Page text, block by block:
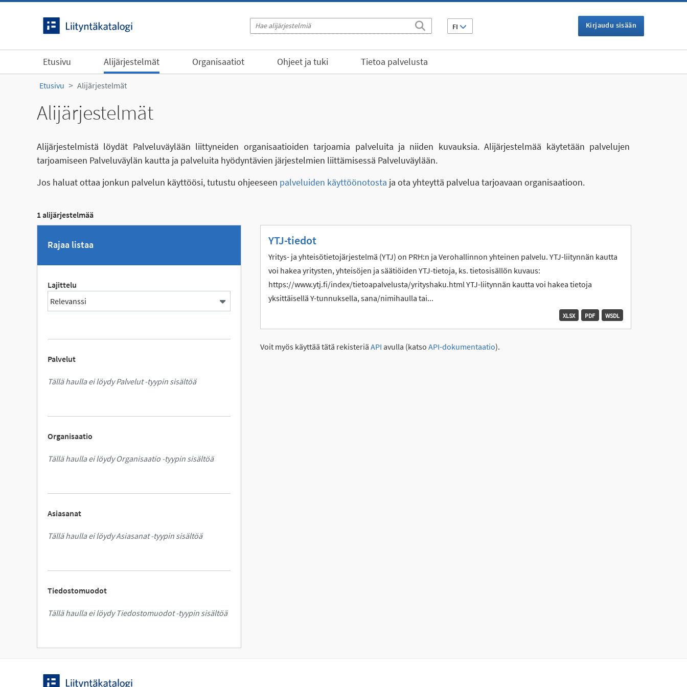
FI Kirjaudu sisään
Etusivu Alijärjestelmät Organisaatiot Ohjeet ja tuki Tietoa palvelusta
Etusivu Alijärjestelmät
Alijärjestelmät
Alijärjestelmistä löydät Palveluväylään liittyneiden organisaatioiden tarjoamia palveluita ja niiden kuvauksia. Alijärjestelmää käytetään palvelujen
tarjoamiseen Palveluväylän kautta ja palveluita hyödyntävien järjestelmien liittämisessä Palveluväylään.
Jos haluat ottaa jonkun palvelun käyttöösi, tutustu ohjeeseen palveluiden käyttöönotosta ja ota yhteyttä palvelua tarjoavaan organisaatioon.
1 alijärjestelmää
Rajaa listaa
Lajittelu
Palvelut
Tällä haulla ei löydy Palvelut -tyypin sisältöä
Organisaatio
Tällä haulla ei löydy Organisaatio -tyypin sisältöä
Asiasanat
Tällä haulla ei löydy Asiasanat -tyypin sisältöä
Tiedostomuodot
Tällä haulla ei löydy Tiedostomuodot -tyypin sisältöä
YTJ-tiedot
Yritys- ja yhteisötietojärjestelmä (YTJ) on PRH:n ja Verohallinnon yhteinen palvelu. YTJ-liitynnän kautta
voi hakea yritysten, yhteisöjen ja säätiöiden YTJ-tietoja, ks. tietosisällön kuvaus:
https://www.ytj.fi/index/tietoapalvelusta/yrityshaku.html YTJ-liitynnän kautta voi hakea tietoja
yksittäisellä Y-tunnuksella, sana/nimihaulla tai...
WSDL
PDF
XLSX
Voit myös käyttää tätä rekisteriä API avulla (katso API-dokumentaatio).